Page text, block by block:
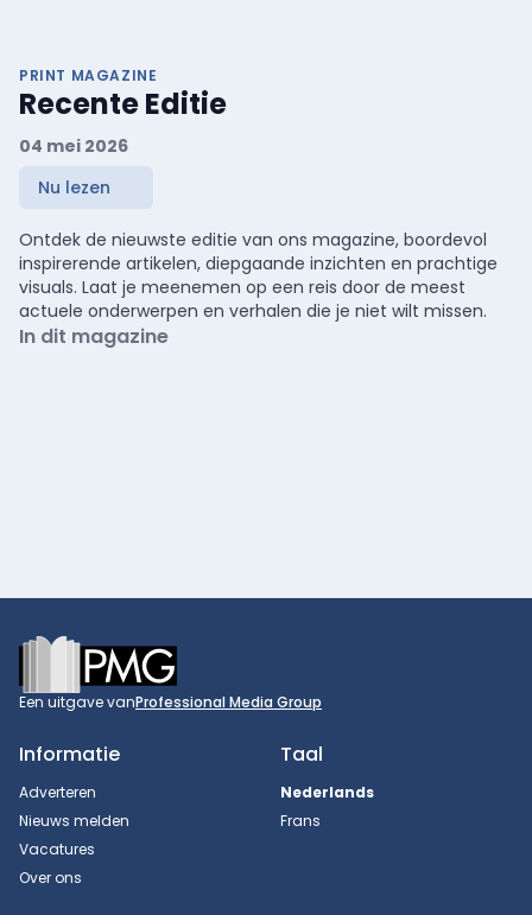
PRINT MAGAZINE
Recente Editie
04 mei 2026
Nu lezen
Ontdek de nieuwste editie van ons magazine, boordevol
inspirerende artikelen, diepgaande inzichten en prachtige
visuals. Laat je meenemen op een reis door de meest
actuele onderwerpen en verhalen die je niet wilt missen.
In dit magazine
Footer
Een uitgave vanProfessional Media Group
Informatie
Adverteren
Nieuws melden
Vacatures
Over ons
Taal
Nederlands
Frans